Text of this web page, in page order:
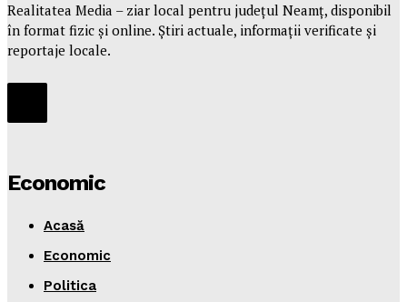
Realitatea Media – ziar local pentru județul Neamț, disponibil
în format fizic și online. Știri actuale, informații verificate și
reportaje locale.
Economic
Acasă
Economic
Politica